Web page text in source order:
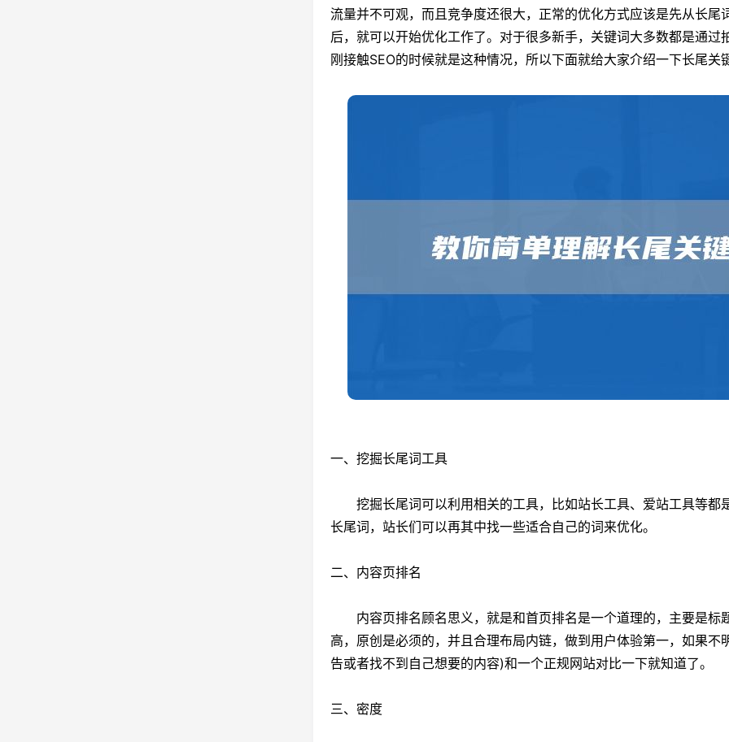
流量并不可观，而且竞争度还很大，正常的优化方式应该是先从长
后，就可以开始优化工作了。对于很多新手，关键词大多数都是通
刚接触SEO的时候就是这种情况，所以下面就给大家介绍一下长尾关
一、挖掘长尾词工具
挖掘长尾词可以利用相关的工具，比如站长工具、爱站工具等都
长尾词，站长们可以再其中找一些适合自己的词来优化。
二、内容页排名
内容页排名顾名思义，就是和首页排名是一个道理的，主要是标
高，原创是必须的，并且合理布局内链，做到用户体验第一，如果
告或者找不到自己想要的内容)和一个正规网站对比一下就知道了。
三、密度